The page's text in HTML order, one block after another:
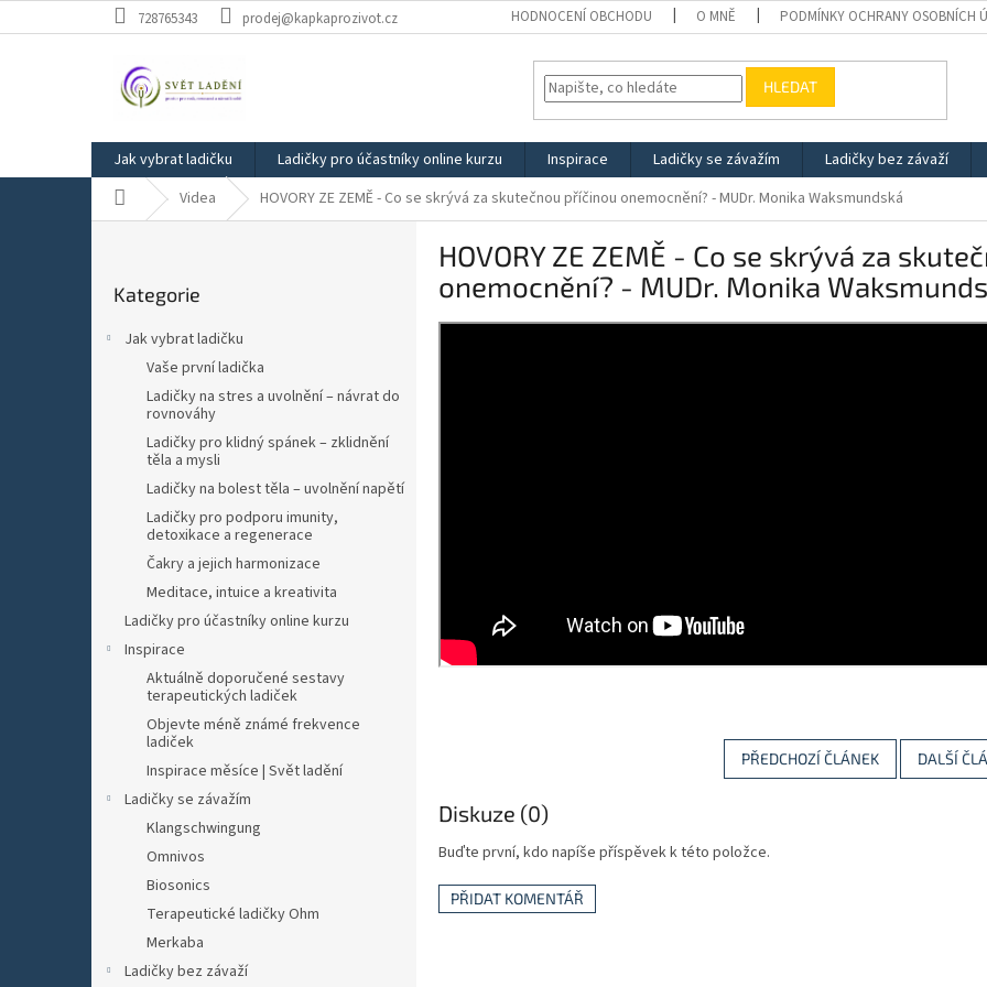
na
728765343 prodej@kapkaprozivot.cz HODNOCENÍ OBCHODU O MNĚ PODMÍNKY OCHRANY OSOBNÍCH
HLEDAT
Jak vybrat ladičku Ladičky pro účastníky online kurzu Inspirace Ladičky se závažím
Ladičky bez závaží
Domů Videa HOVORY ZE ZEMĚ - Co se skrývá za skutečnou příčinou onemocnění? - MUDr. Monika Waksmundská
kategorie
Kategorie
Jak vybrat ladičku
Vaše první ladička
Ladičky na stres a uvolnění – návrat do
rovnováhy
Ladičky pro klidný spánek – zklidnění
těla a mysli
Ladičky na bolest těla – uvolnění napětí
Ladičky pro podporu imunity,
detoxikace a regenerace
Čakry a jejich harmonizace
Meditace, intuice a kreativita
Ladičky pro účastníky online kurzu
Inspirace
Aktuálně doporučené sestavy
terapeutických ladiček
Objevte méně známé frekvence
ladiček
Inspirace měsíce | Svět ladění
Ladičky se závažím
Klangschwingung
Omnivos
Biosonics
Terapeutické ladičky Ohm
Merkaba
Ladičky bez závaží
HOVORY ZE ZEMĚ - Co se skrývá za
onemocnění? - MUDr. Monika
PŘEDCHOZÍ ČLÁNEK DALŠÍ
Diskuze (0)
Buďte první, kdo napíše příspěvek k této položce.
PŘIDAT KOMENTÁŘ